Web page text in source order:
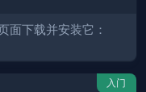
面下载并安装它：
入门